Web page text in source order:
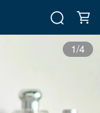
1/4